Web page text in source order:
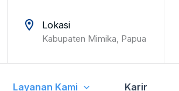
Lokasi
Kabupaten Mimika, Papua
Layanan Kami Karir